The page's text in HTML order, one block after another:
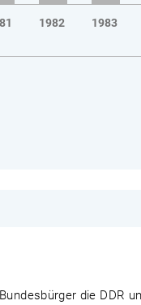
1982 1983
die DDR